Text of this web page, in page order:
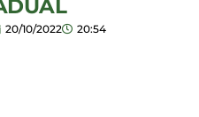
20/10/2022 20:54